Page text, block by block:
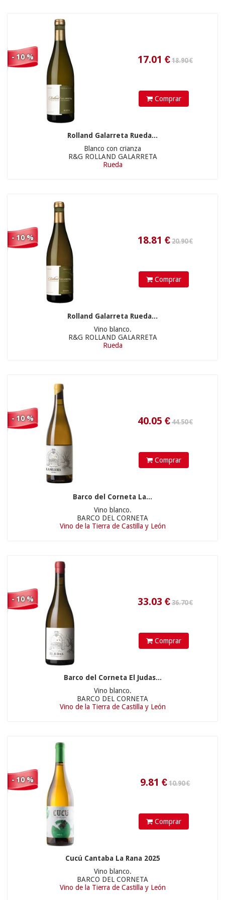
- 10 %
Comprar
Rolland Galarreta Rueda...
Blanco con crianza
R&G ROLLAND GALARRETA
Rueda
- 10 %
Comprar
Rolland Galarreta Rueda...
Vino blanco.
R&G ROLLAND GALARRETA
Rueda
- 10 %
40.05€
Comprar
Barco del Corneta La...
Vino blanco.
BARCO DEL CORNETA
Vino de la Tierra de Castilla y León
- 10 %
Comprar
Barco del Corneta El Judas...
Vino blanco.
BARCO DEL CORNETA
Vino de la Tierra de Castilla y León
- 10 %
Comprar
Cucú Cantaba La Rana 2025
Vino blanco.
BARCO DEL CORNETA
Vino de la Tierra de Castilla y León
13.05€
14.50 €
35.73
39.70 €